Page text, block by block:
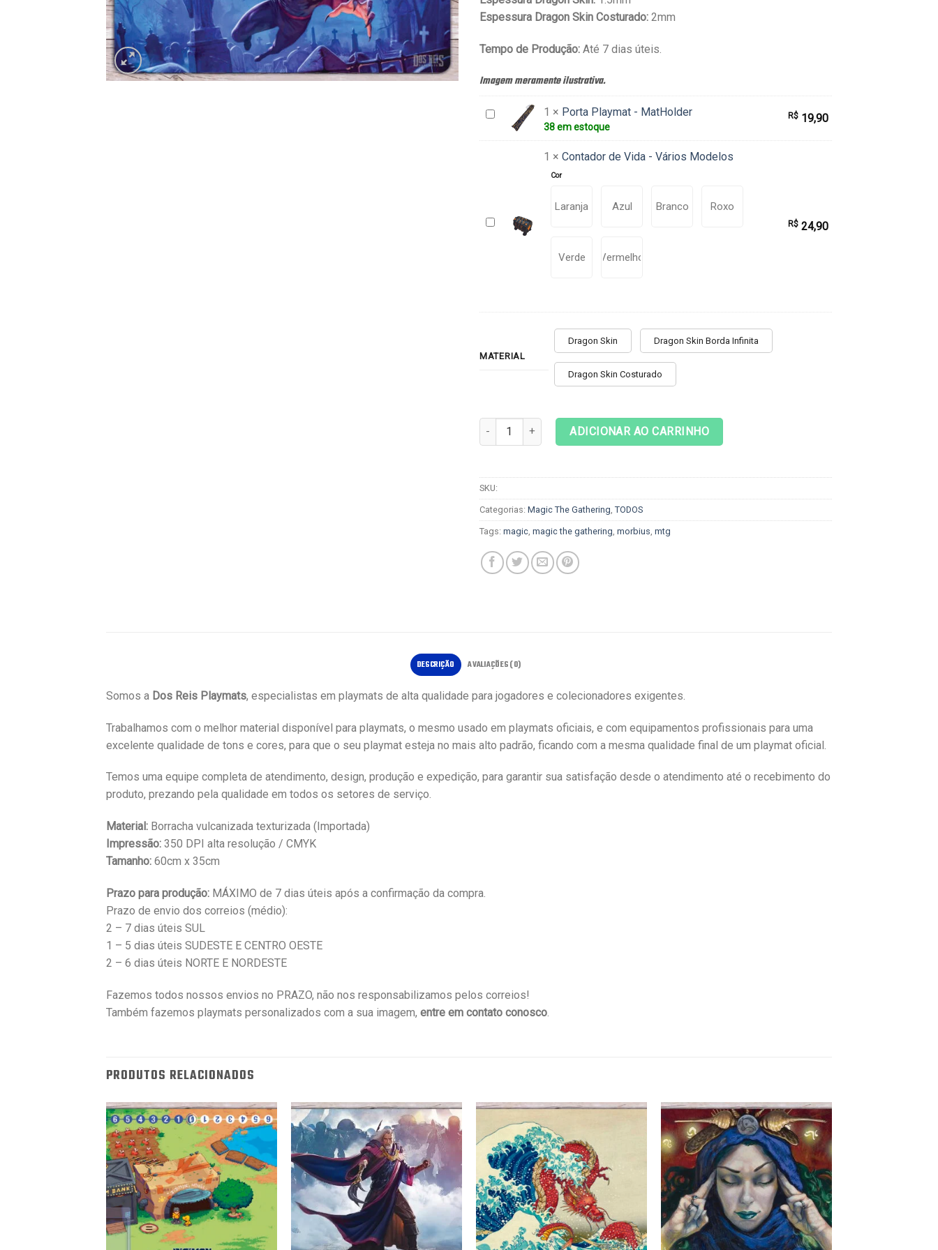
Espessura Dragon Skin Costurado: 2mm
Tempo de Produção: Até 7 dias úteis.
Imagem meramente ilustrativa.
Porta
Playmat
1 × Porta Playmat - MatHolder
38 em estoque
R$ 19,90
Contador
1 × Contador de Vida - Vários Modelos
Cor
Laranja Azul Branco Roxo
Verde Vermelho
R$ 24,90
MATERIAL
Dragon Skin Dragon Skin Borda Infinita
Dragon Skin Costurado
Playmat Magic The Gathering - Morbius the Living Vampire quantidade
ADICIONAR AO CARRINHO
SKU:
Categorias: Magic The Gathering TODOS
Tags: magic magic the gathering morbius mtg
DESCRIÇÃO AVALIAÇÕES (0)
Somos a Dos Reis Playmats, especialistas em playmats de alta qualidade para jogadores e colecionadores exigentes.
Trabalhamos com o melhor material disponível para playmats, o mesmo usado em playmats oficiais, e com equipamentos profissionais para uma
excelente qualidade de tons e cores, para que o seu playmat esteja no mais alto padrão, ficando com a mesma qualidade final de um playmat oficial.
Temos uma equipe completa de atendimento, design, produção e expedição, para garantir sua satisfação desde o atendimento até o recebimento do
produto, prezando pela qualidade em todos os setores de serviço.
Material: Borracha vulcanizada texturizada (Importada)
Impressão: 350 DPI alta resolução / CMYK
Tamanho: 60cm x 35cm
Prazo para produção: MÁXIMO de 7 dias úteis após a confirmação da compra.
Prazo de envio dos correios (médio):
2 – 7 dias úteis SUL
1 – 5 dias úteis SUDESTE E CENTRO OESTE
2 – 6 dias úteis NORTE E NORDESTE
Fazemos todos nossos envios no PRAZO, não nos responsabilizamos pelos correios!
Também fazemos playmats personalizados com a sua imagem, entre em contato conosco
PRODUTOS RELACIONADOS
Favoritar Favoritar Favoritar Favoritar